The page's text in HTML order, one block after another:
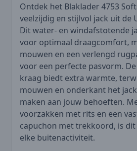
Ontdek het Blaklader 4753
veelzijdig en stijlvol jack uit de
Dit water- en windafstotende
voor optimaal draagcomfort,
mouwen en een verlengd
voor een perfecte pasvorm.
kraag biedt extra warmte,
mouwen en onderkant het
maken aan jouw behoeften.
voorzakken met rits en een
capuchon met trekkoord, is
elke buitenactiviteit.